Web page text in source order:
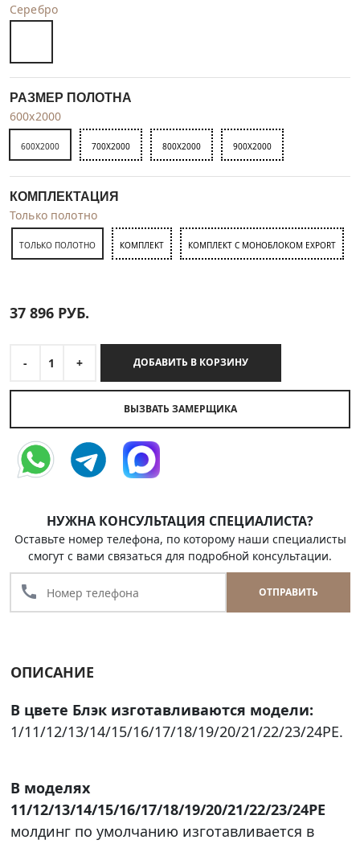
Серебро
РАЗМЕР ПОЛОТНА
600x2000
600X2000 700X2000 800X2000 900X2000
КОМПЛЕКТАЦИЯ
Только полотно
ТОЛЬКО ПОЛОТНО КОМПЛЕКТ КОМПЛЕКТ С МОНОБЛОКОМ EXPORT
37 896 РУБ.
- 1 + ДОБАВИТЬ В КОРЗИНУ
ВЫЗВАТЬ ЗАМЕРЩИКА
НУЖНА КОНСУЛЬТАЦИЯ СПЕЦИАЛИСТА?
Оставьте номер телефона, по которому наши специалисты
смогут с вами связаться для подробной консультации.
call ОТПРАВИТЬ
ОПИСАНИЕ
В цвете Блэк изготавливаются модели:
1/11/12/13/14/15/16/17/18/19/20/21/22/23/24PE.
В моделях
11/12/13/14/15/16/17/18/19/20/21/22/23/24PE
молдинг по умолчанию изготавливается в